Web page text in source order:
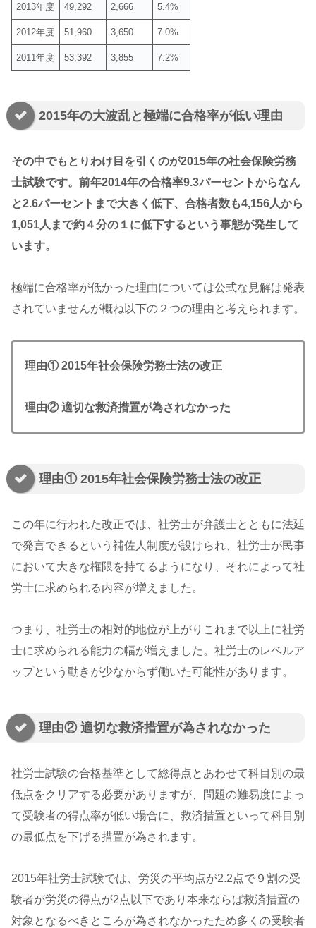
2013年度 49,292 2,666 5.4%
2012年度 51,960 3,650 7.0%
2011年度 53,392 3,855 7.2%
2015年の大波乱と極端に合格率が低い理由
その中でもとりわけ目を引くのが2015年の社会保険労務
士試験です。前年2014年の合格率9.3パーセントからなん
と2.6パーセントまで大きく低下、合格者数も4,156人から
1,051人 まで約４分の１に低下するという事態が発生して
います。
極端に合格率が低かった理由については公式な見解は発表
されていませんが概ね以下の２つの理由と考えられます。
理由① 2015年社会保険労務士法の改正
理由② 適切な救済措置が為されなかった
理由① 2015年社会保険労務士法の改正
この年に行われた改正では、社労士が弁護士とともに法廷
で発言できるという補佐人制度が設けられ、社労士が民事
において大きな権限を持てるようになり、それによって社
労士に求められる内容が増えました。
つまり、社労士の相対的地位が上がりこれまで以上に社労
士に求められる能力の幅が増えました。社労士のレベルア
ップという動きが少なからず働いた可能性があります。
理由② 適切な救済措置が為されなかった
社労士試験の合格基準として総得点とあわせて科目別の最
低点をクリアする必要がありますが、問題の難易度によっ
て受験者の得点率が低い場合に、救済措置といって科目別
の最低点を下げる措置が為されます。
2015年社労士試験では、労災の平均点が2.2点で９割の受
験者が労災の得点が2点以下であり本来ならば救済措置の
対象となるべきところが為されなかったため多くの受験者